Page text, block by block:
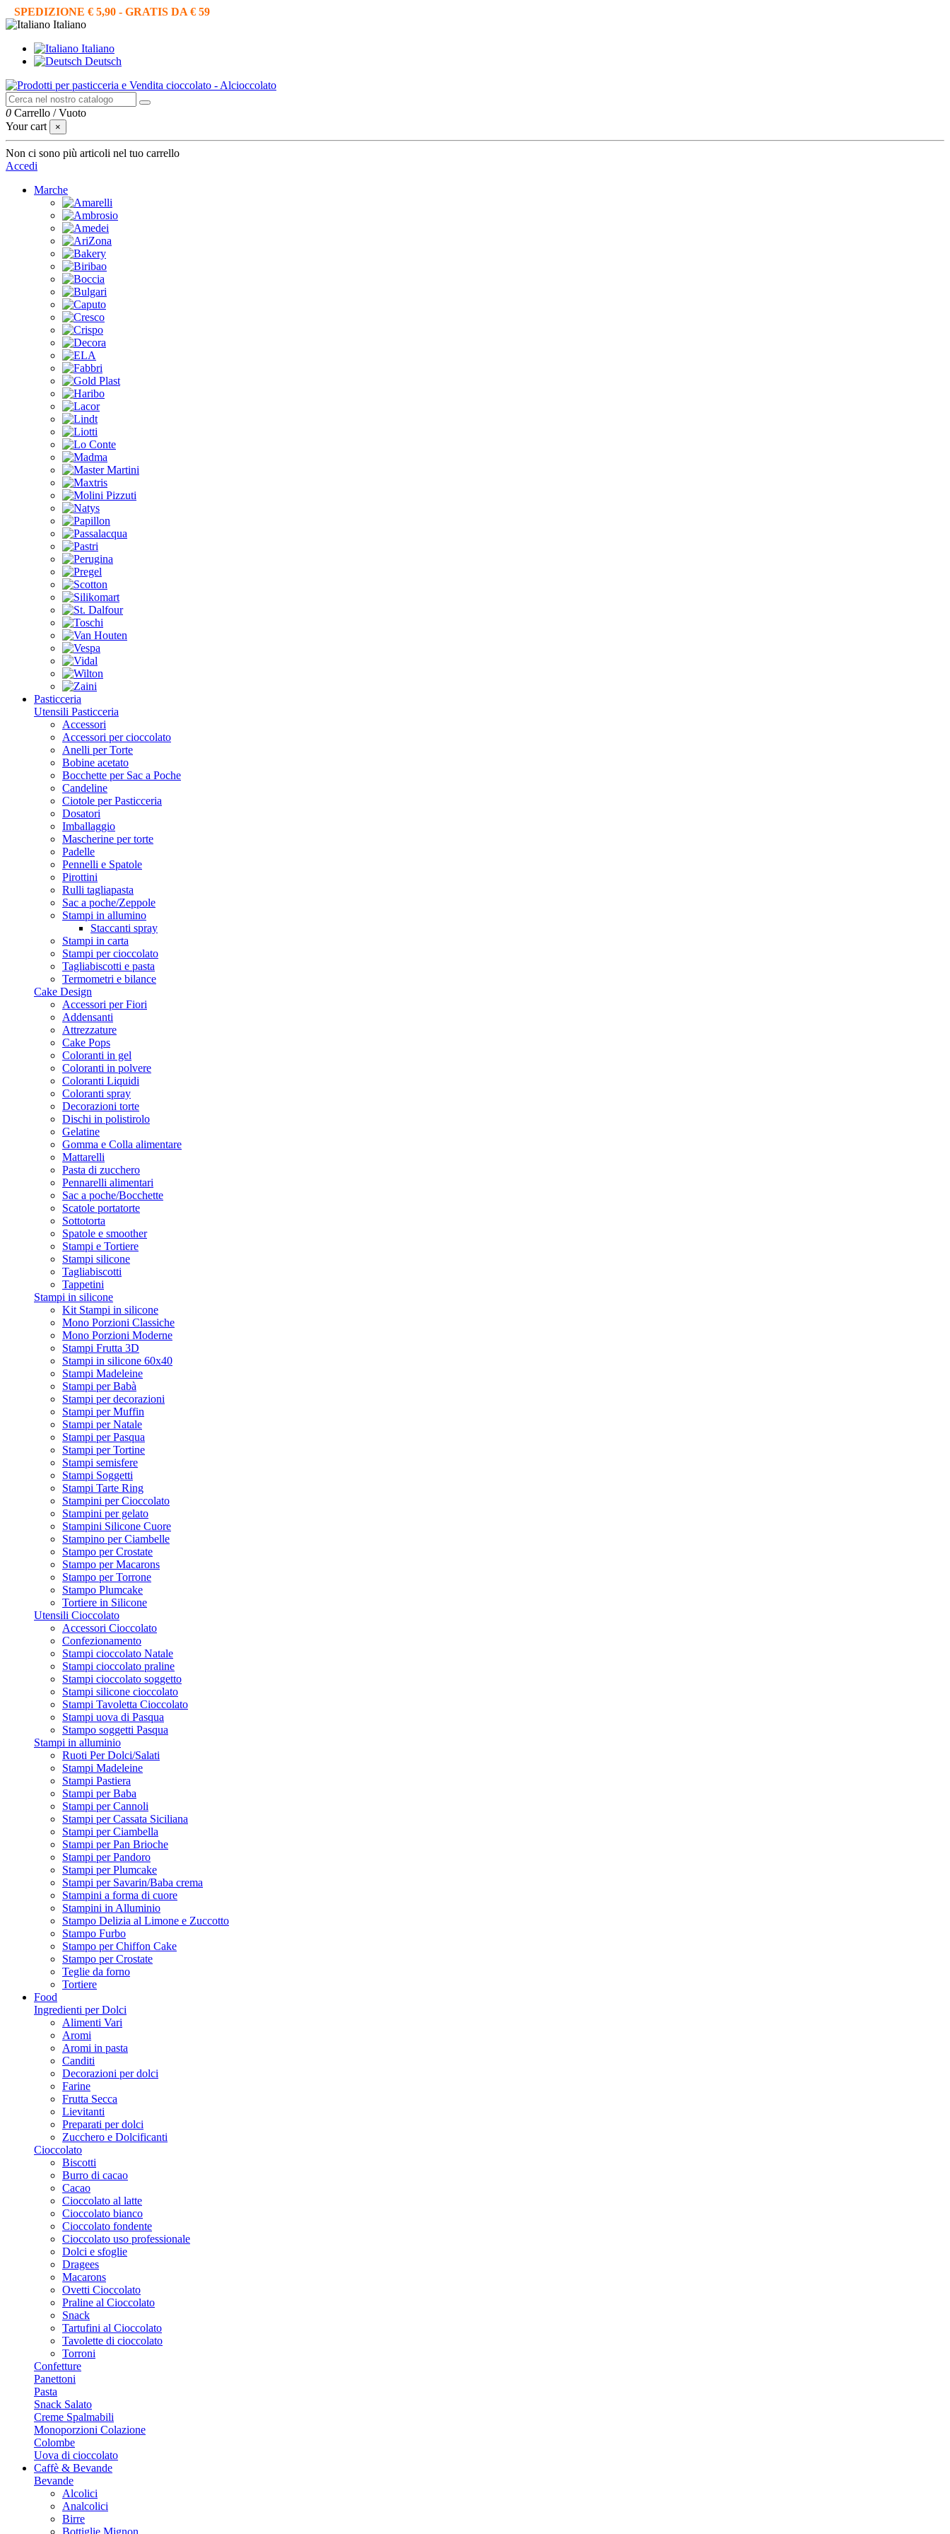
SPEDIZIONE € 5,90 - GRATIS DA € 59
Italiano
Italiano
Deutsch
0 Carrello /Vuoto
Your cart
×
Non ci sono più articoli nel tuo carrello
Accedi
Marche
Pasticceria
Utensili Pasticceria
Accessori
Accessori per cioccolato
Anelli per Torte
Bobine acetato
Bocchette per Sac a Poche
Candeline
Ciotole per Pasticceria
Dosatori
Imballaggio
Mascherine per torte
Padelle
Pennelli e Spatole
Pirottini
Rulli tagliapasta
Sac a poche/Zeppole
Stampi in allumino
Staccanti spray
Stampi in carta
Stampi per cioccolato
Tagliabiscotti e pasta
Termometri e bilance
Cake Design
Accessori per Fiori
Addensanti
Attrezzature
Cake Pops
Coloranti in gel
Coloranti in polvere
Coloranti Liquidi
Coloranti spray
Decorazioni torte
Dischi in polistirolo
Gelatine
Gomma e Colla alimentare
Mattarelli
Pasta di zucchero
Pennarelli alimentari
Sac a poche/Bocchette
Scatole portatorte
Sottotorta
Spatole e smoother
Stampi e Tortiere
Stampi silicone
Tagliabiscotti
Tappetini
Stampi in silicone
Kit Stampi in silicone
Mono Porzioni Classiche
Mono Porzioni Moderne
Stampi Frutta 3D
Stampi in silicone 60x40
Stampi Madeleine
Stampi per Babà
Stampi per decorazioni
Stampi per Muffin
Stampi per Natale
Stampi per Pasqua
Stampi per Tortine
Stampi semisfere
Stampi Soggetti
Stampi Tarte Ring
Stampini per Cioccolato
Stampini per gelato
Stampini Silicone Cuore
Stampino per Ciambelle
Stampo per Crostate
Stampo per Macarons
Stampo per Torrone
Stampo Plumcake
Tortiere in Silicone
Utensili Cioccolato
Accessori Cioccolato
Confezionamento
Stampi cioccolato Natale
Stampi cioccolato praline
Stampi cioccolato soggetto
Stampi silicone cioccolato
Stampi Tavoletta Cioccolato
Stampi uova di Pasqua
Stampo soggetti Pasqua
Stampi in alluminio
Ruoti Per Dolci/Salati
Stampi Madeleine
Stampi Pastiera
Stampi per Baba
Stampi per Cannoli
Stampi per Cassata Siciliana
Stampi per Ciambella
Stampi per Pan Brioche
Stampi per Pandoro
Stampi per Plumcake
Stampi per Savarin/Baba crema
Stampini a forma di cuore
Stampini in Alluminio
Stampo Delizia al Limone e Zuccotto
Stampo Furbo
Stampo per Chiffon Cake
Stampo per Crostate
Teglie da forno
Tortiere
Food
Ingredienti per Dolci
Alimenti Vari
Aromi
Aromi in pasta
Canditi
Decorazioni per dolci
Farine
Frutta Secca
Lievitanti
Preparati per dolci
Zucchero e Dolcificanti
Cioccolato
Biscotti
Burro di cacao
Cacao
Cioccolato al latte
Cioccolato bianco
Cioccolato fondente
Cioccolato uso professionale
Dolci e sfoglie
Dragees
Macarons
Ovetti Cioccolato
Praline al Cioccolato
Snack
Tartufini al Cioccolato
Tavolette di cioccolato
Torroni
Confetture
Panettoni
Pasta
Snack Salato
Creme Spalmabili
Monoporzioni Colazione
Colombe
Uova di cioccolato
Caffè & Bevande
Bevande
Alcolici
Analcolici
Birre
Bottiglie Mignon